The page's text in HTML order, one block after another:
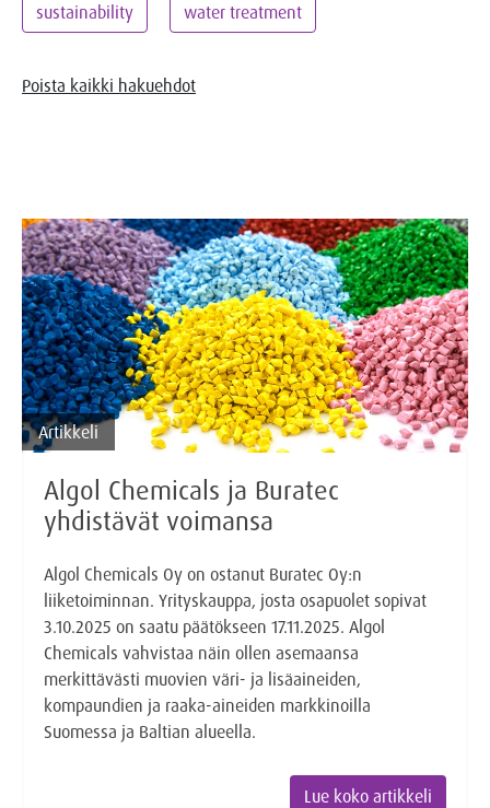
sustainability water treatment
Poista kaikki hakuehdot
Artikkeli
Algol Chemicals ja Buratec
yhdistävät voimansa
Algol Chemicals Oy on ostanut Buratec Oy:n
liiketoiminnan. Yrityskauppa, josta osapuolet sopivat
3.10.2025 on saatu päätökseen 17.11.2025. Algol
Chemicals vahvistaa näin ollen asemaansa
merkittävästi muovien väri- ja lisäaineiden,
kompaundien ja raaka-aineiden markkinoilla
Suomessa ja Baltian alueella.
Lue koko artikkeli